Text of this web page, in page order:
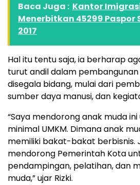
Baca Juga : Kantor
Menerbitkan 45299 Paspor
2017
Hal itu tentu saja, ia berharap
turut andil dalam pembangunan
disegala bidang, mulai dari
sumber daya manusi, dan
“Saya mendorong anak muda
minimal UMKM. Dimana anak
memiliki bakat-bakat berbisnis.
mendorong Pemerintah Kota
pendampingan, pelatihan, dan
muda,” ujar Rizki.